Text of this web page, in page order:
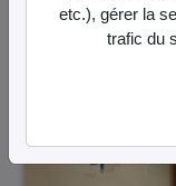
Audio Vidéo
Direction de tri
etc.), gérer la
trafic du